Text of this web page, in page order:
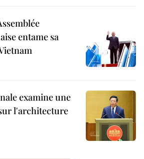
entame sa
examine une
l'architecture